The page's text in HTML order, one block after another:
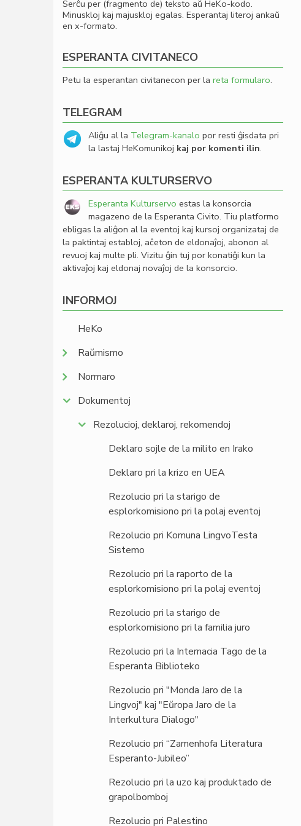
Serĉu per (fragmento de) teksto aŭ HeKo-kodo.
Minuskloj kaj majuskloj egalas. Esperantaj literoj ankaŭ
en x-formato.
ESPERANTA CIVITANECO
Petu la esperantan civitanecon per la reta formularo.
TELEGRAM
Aliĝu al la Telegram-kanalo por resti ĝisdata pri
la lastaj HeKomunikoj kaj por komenti ilin.
ESPERANTA KULTURSERVO
Esperanta Kulturservo estas la konsorcia
magazeno de la Esperanta Civito. Tiu platformo
ebligas la aliĝon al la eventoj kaj kursoj organizataj de
la paktintaj establoj, aĉeton de eldonaĵoj, abonon al
revuoj kaj multe pli. Vizitu ĝin tuj por konatiĝi kun la
aktivaĵoj kaj eldonaj novaĵoj de la konsorcio.
INFORMOJ
HeKo
Raŭmismo
Normaro
Dokumentoj
Rezolucioj, deklaroj, rekomendoj
Deklaro sojle de la milito en Irako
Deklaro pri la krizo en UEA
Rezolucio pri la starigo de
esplorkomisiono pri la polaj eventoj
Rezolucio pri Komuna LingvoTesta
Sistemo
Rezolucio pri la raporto de la
esplorkomisiono pri la polaj eventoj
Rezolucio pri la starigo de
esplorkomisiono pri la familia juro
Rezolucio pri la Internacia Tago de la
Esperanta Biblioteko
Rezolucio pri "Monda Jaro de la
Lingvoj" kaj "Eŭropa Jaro de la
Interkultura Dialogo"
Rezolucio pri “Zamenhofa Literatura
Esperanto-Jubileo”
Rezolucio pri la uzo kaj produktado de
grapolbomboj
Rezolucio pri Palestino